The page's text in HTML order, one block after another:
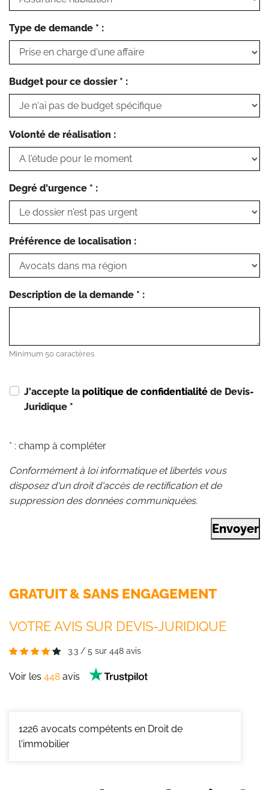
Type de demande * :
Budget pour ce dossier * :
Volonté de réalisation :
Degré d'urgence * :
Préférence de localisation :
Description de la demande * :
Minimum 50 caractères
J'accepte la politique de confidentialité de Devis-
Juridique *
* : champ à compléter
Conformément à loi informatique et libertés vous
disposez d'un droit d'accès de rectification et de
suppression des données communiquées.
Envoyer
GRATUIT & SANS ENGAGEMENT
VOTRE AVIS SUR DEVIS-JURIDIQUE
3.3 / 5 sur 448 avis
Voir les 448 avis
1226 avocats compétents en Droit de
l'immobilier